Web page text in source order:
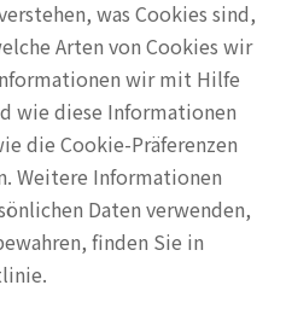
was Cookies sind,
Arten von Cookies wir
wir mit Hilfe
wie diese Informationen
die Cookie-Präferenzen
Weitere Informationen
Daten verwenden,
finden Sie in